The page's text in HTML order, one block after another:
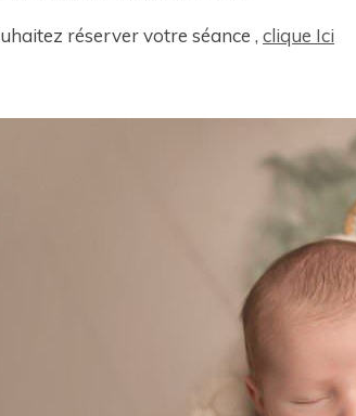
réserver votre séance , clique Ici